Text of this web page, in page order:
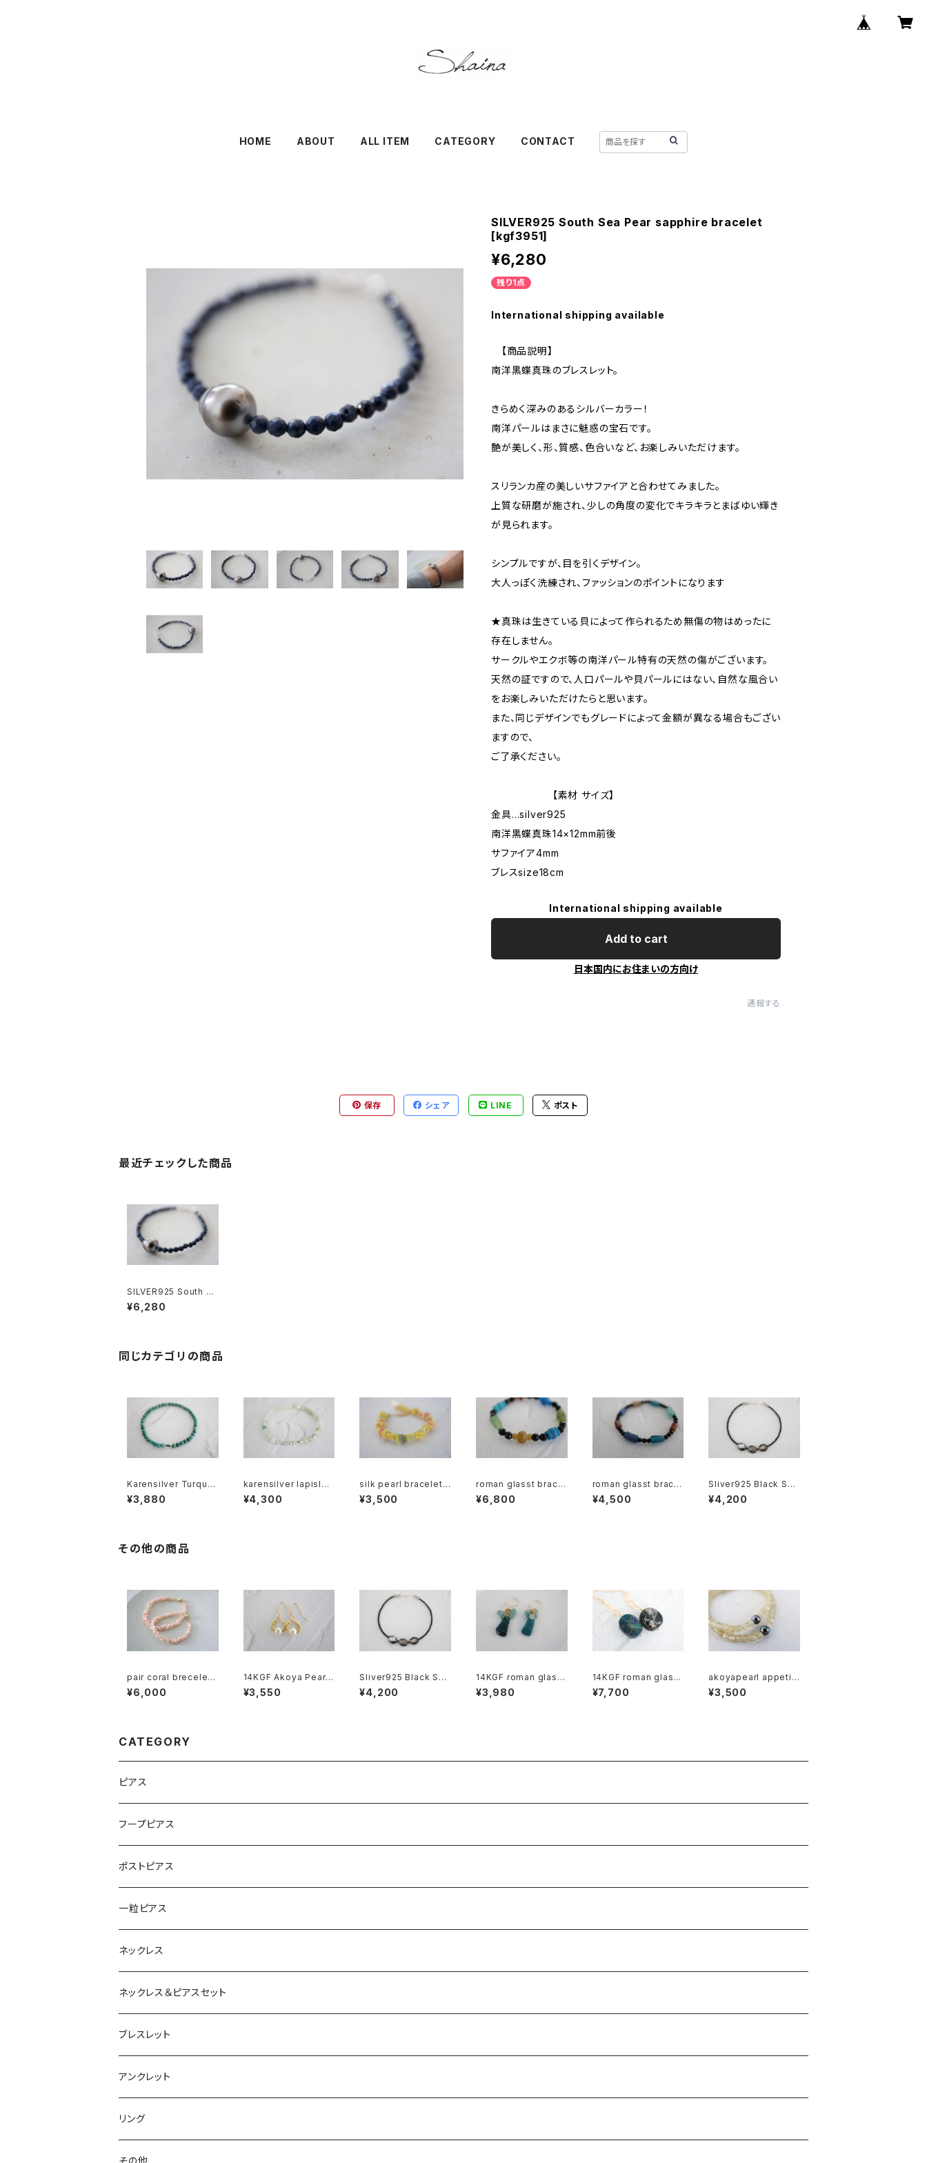
HOME ABOUT ALL ITEM CATEGORY CONTACT
SILVER925 South Sea Pear sapphire bracelet
[kgf3951]
¥6,280
残り1点
International shipping available
【商品説明】
南洋黒蝶真珠のブレスレット。
きらめく深みのあるシルバーカラー！
南洋パールはまさに魅惑の宝石です。
艶が美しく、形、質感、色合いなど、お楽しみいただけます。
スリランカ産の美しいサファイアと合わせてみました。
上質な研磨が施され、少しの角度の変化でキラキラとまばゆい輝き
が見られます。
シンプルですが、目を引くデザイン。
大人っぽく洗練され、ファッションのポイントになります
★真珠は生きている貝によって作られるため無傷の物はめったに
存在しません。
サークルやエクボ等の南洋パール特有の天然の傷がございます。
天然の証ですので、人口パールや貝パールにはない、自然な風合い
をお楽しみいただけたらと思います。
また、同じデザインでもグレードによって金額が異なる場合もござい
ますので、
ご了承ください。
【素材 サイズ】
金具…silver925
南洋黒蝶真珠14×12mm前後
サファイア4mm
ブレスsize18cm
International shipping available
Add to cart
日本国内にお住まいの方向け
通報する
保存 シェア LINE ポスト
最近チェックした商品
SILVER925 South Se
a Pear sapphire bra
celet [kgf3951]
¥6,280
同じカテゴリの商品
Karensilver Turquoi
se Ｂrecelet[kgf557
9]
¥3,880
karensilver lapislaz
uli brecelet[kgf555
5]
¥4,300
silk pearl bracelet
[kgf5330]
¥3,500
roman glasst bracel
et [kgf5570]
¥6,800
roman glasst bracel
et [kgf5569]
¥4,500
Sliver925 Black Spi
nel Bracelet[kgf558
7]
¥4,200
その他の商品
pair coral brecelet
[kgf5018]
¥6,000
14KGF Akoya Pearl
Hematite Earrings[k
gf5576]
¥3,550
Sliver925 Black Spi
nel Bracelet[kgf558
7]
¥4,200
14KGF roman glass
pierce[kgf5557]
¥3,980
14KGF roman glass
pierce[kgf5559]
¥7,700
akoyapearl appetit
e bracelet [kgf388
2]
¥3,500
CATEGORY
ピアス
フープピアス
ポストピアス
一粒ピアス
ネックレス
ネックレス＆ピアスセット
ブレスレット
アンクレット
リング
その他